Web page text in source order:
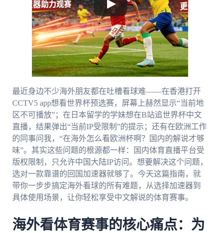
最近身边不少海外朋友都在吐槽看球难——在香港打开
CCTV5 app想看世界杯预选赛，屏幕上赫然显示“当前地
区不可播放”；在日本留学的学妹想在B站追世界杯中文
直播，结果弹出“当前IP受限制”的提示；还有在欧洲工作
的同事问我，“在海外怎么看欧洲杯啊？国内的解说才够
味”。其实这些问题的根源都一样：国内体育直播平台受
版权限制，只允许中国大陆IP访问。想要解决这个问题，
选对一款靠谱的回国加速器就够了。今天这篇指南，就
带你一步步搞定海外看球的所有难题，从选择加速器到
具体使用场景，让你轻松享受中文解说的体育赛事。
海外看体育赛事的核心痛点：为